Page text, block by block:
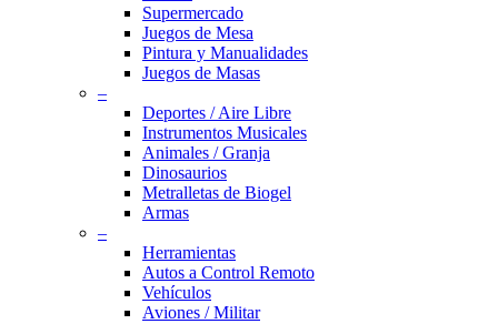
Supermercado
Juegos de Mesa
Pintura y Manualidades
Juegos de Masas
–
Deportes / Aire Libre
Instrumentos Musicales
Animales / Granja
Dinosaurios
Metralletas de Biogel
Armas
–
Herramientas
Autos a Control Remoto
Vehículos
Aviones / Militar